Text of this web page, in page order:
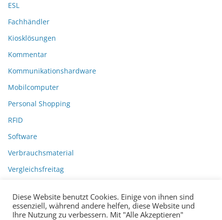
ESL
Fachhändler
Kiosklösungen
Kommentar
Kommunikationshardware
Mobilcomputer
Personal Shopping
RFID
Software
Verbrauchsmaterial
Vergleichsfreitag
Diese Website benutzt Cookies. Einige von ihnen sind
essenziell, während andere helfen, diese Website und
Ihre Nutzung zu verbessern. Mit "Alle Akzeptieren"